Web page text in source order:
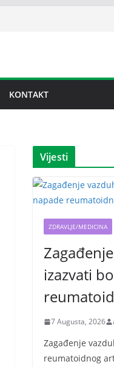
KONTAKT
Vijesti
ZDRAVLJE/MEDICINA
izazvati
7 Augusta, 2026
Zagađenje
reumatoidnog